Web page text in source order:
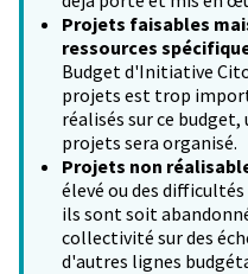
Projets faisables
ressources
Budget d'Initiative
projets est trop
réalisés sur ce
projets sera organisé.
Projets non
élevé ou des
ils sont soit
collectivité sur des
d'autres lignes